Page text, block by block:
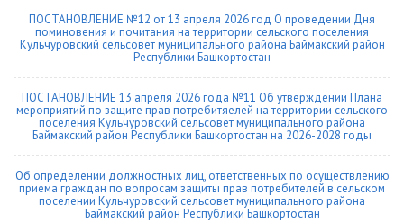
ПОСТАНОВЛЕНИЕ №12 от 13 апреля 2026 год О проведении Дня
поминовения и почитания на территории сельского поселения
Кульчуровский сельсовет муниципального района Баймакский район
Республики Башкортостан
ПОСТАНОВЛЕНИЕ 13 апреля 2026 года №11 Об утверждении Плана
мероприятий по защите прав потребитяелей на территории сельского
поселения Кульчуровский сельсовет муниципального района
Баймакский район Республики Башкортостан на 2026-2028 годы
Об определении должностных лиц, ответственных по осуществлению
приема граждан по вопросам защиты прав потребителей в сельском
поселении Кульчуровский сельсовет муниципального района
Баймакский район Республики Башкортостан